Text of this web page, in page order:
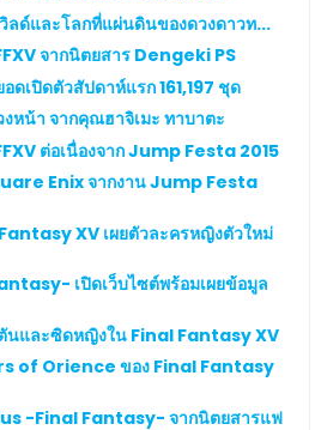
วิลด์และโลกที่แผ่นดินของดวงดาวท...
จากนิตยสาร Dengeki PS
ดเปิดตัวสัปดาห์แรก 161,197 ชุด
หน้า จากคุณฮาจิเมะ ทาบาตะ
ต่อเนื่องจาก Jump Festa 2015
Enix จากงาน Jump Festa
XV เผยตัวละครหญิงตัวใหม่
เปิดเว็บไซต์พร้อมเผยข้อมูล
ตันและซิดหญิงใน Final Fantasy XV
of Orience ของ Final Fantasy
-Final Fantasy- จากนิตยสารแฟ